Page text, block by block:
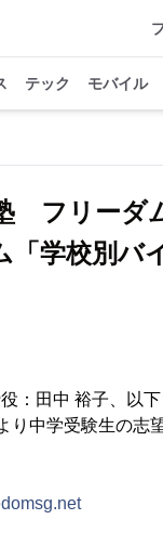
テック モバイル
フリーダ
「学校別バ
：田中 裕子、以
中学受験生の志